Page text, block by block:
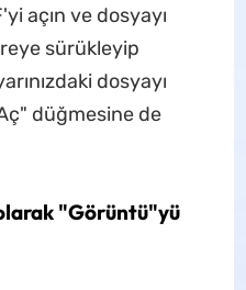
açın ve dosyayı
sürükleyip
dosyayı
düğmesine de
"Görüntü"yü